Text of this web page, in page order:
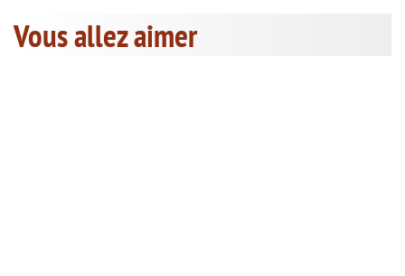
Vous allez aimer